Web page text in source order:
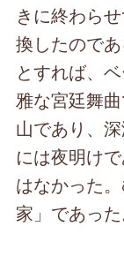
きに終わら
換したので
とすれば、
雅な宮廷舞
山であり、
には夜明け
はなかった
家」であった